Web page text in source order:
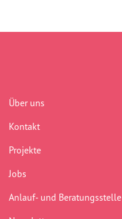
Austausch (48)
Chancengerechtigkeit
Über uns
Kontakt
Projekte
Jobs
Anlauf- und Beratungsstelle